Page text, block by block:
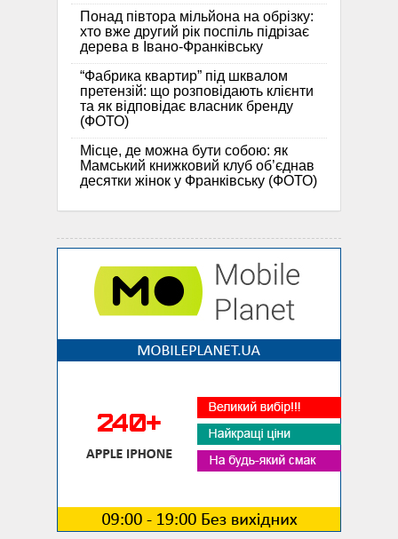
Понад півтора мільйона на обрізку:
хто вже другий рік поспіль підрізає
дерева в Івано-Франківську
“Фабрика квартир” під шквалом
претензій: що розповідають клієнти
та як відповідає власник бренду
(ФОТО)
Місце, де можна бути собою: як
Мамський книжковий клуб об’єднав
десятки жінок у Франківську (ФОТО)